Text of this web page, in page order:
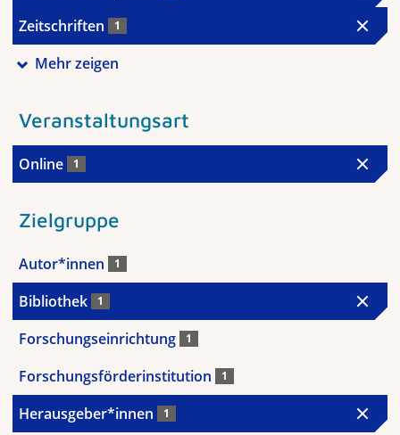
Zeitschriften 1
Mehr zeigen
Veranstaltungsart
Online 1
Zielgruppe
Autor*innen 1
Bibliothek 1
Forschungseinrichtung 1
Forschungsförderinstitution 1
Herausgeber*innen 1